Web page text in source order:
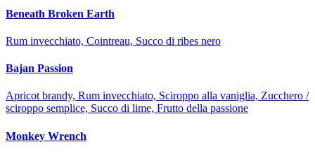
Beneath Broken Earth
Rum invecchiato, Cointreau, Succo di ribes nero
Bajan Passion
Apricot brandy, Rum invecchiato, Sciroppo alla vaniglia, Zucchero /
sciroppo semplice, Succo di lime, Frutto della passione
Monkey Wrench